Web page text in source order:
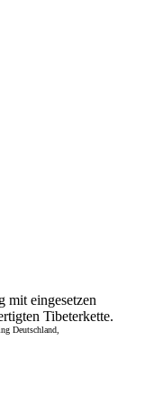
mit eingesetzen
Tibeterkette.
Deutschland,